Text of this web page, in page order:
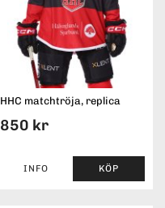
HHC matchtröja, replica
850 kr
INFO KÖP